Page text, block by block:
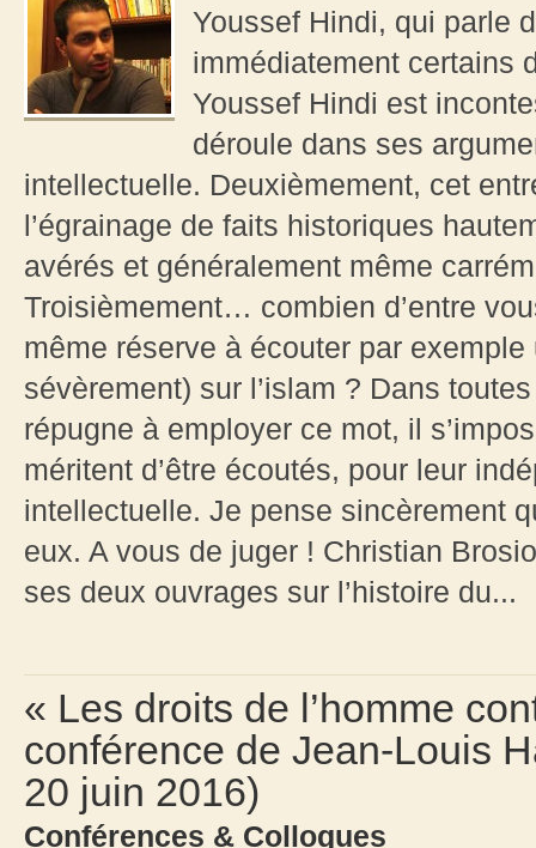
Youssef Hindi, qui parle
immédiatement certains
Youssef Hindi est
déroule dans ses
intellectuelle. Deuxièmement, cet
l’égrainage de faits historiques
avérés et généralement même
Troisièmement… combien d’entre
même réserve à écouter par
sévèrement) sur l’islam ? Dans
répugne à employer ce mot, il
méritent d’être écoutés, pour leur
intellectuelle. Je pense sincèrement
eux. A vous de juger ! Christian
ses deux ouvrages sur l’histoire du...
« Les droits de l’homme
conférence de Jean-Louis
20 juin 2016)
Conférences & Colloques